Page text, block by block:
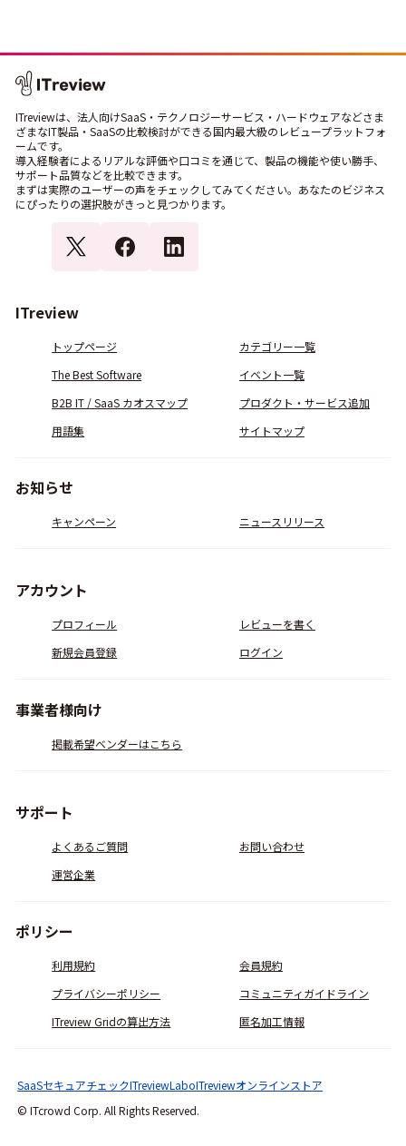
ITreviewは、法人向けSaaS・テクノロジーサービス・ハードウェアなどさま
ざまなIT製品・SaaSの比較検討ができる国内最大級のレビュープラットフォ
ームです。
導入経験者によるリアルな評価や口コミを通じて、製品の機能や使い勝手、
サポート品質などを比較できます。
まずは実際のユーザーの声をチェックしてみてください。あなたのビジネス
にぴったりの選択肢がきっと見つかります。
ITreview
トップページ
カテゴリー一覧
The Best Software
イベント一覧
B2B IT / SaaS カオスマップ
プロダクト・サービス追加
用語集
サイトマップ
お知らせ
キャンペーン ニュースリリース
アカウント
プロフィール
レビューを書く
新規会員登録
ログイン
事業者様向け
掲載希望ベンダーはこちら
サポート
よくあるご質問
お問い合わせ
運営企業
ポリシー
利用規約
会員規約
プライバシーポリシー
コミュニティガイドライン
ITreview Gridの算出方法
匿名加工情報
© ITcrowd Corp. All Rights Reserved.
SaaSセキュアチェックITreviewLaboITreviewオンラインストア